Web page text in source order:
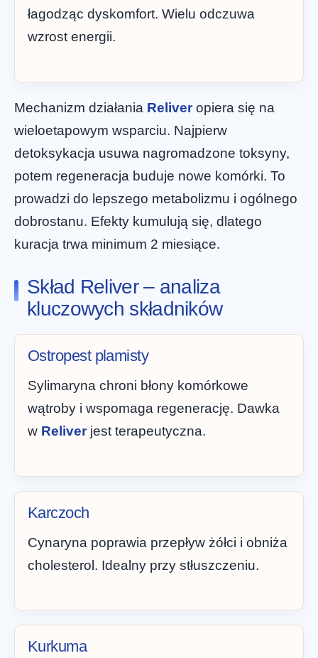
łagodząc dyskomfort. Wielu odczuwa
wzrost energii.
Mechanizm działania Reliveropiera się na
wieloetapowym wsparciu. Najpierw
detoksykacja usuwa nagromadzone toksyny,
potem regeneracja buduje nowe komórki. To
prowadzi do lepszego metabolizmu i ogólnego
dobrostanu. Efekty kumulują się, dlatego
kuracja trwa minimum 2 miesiące.
Skład Reliver – analiza
kluczowych składników
Ostropest plamisty
Sylimaryna chroni błony komórkowe
wątroby i wspomaga regenerację. Dawka
w Reliverjest terapeutyczna.
Karczoch
Cynaryna poprawia przepływ żółci i obniża
cholesterol. Idealny przy stłuszczeniu.
Kurkuma